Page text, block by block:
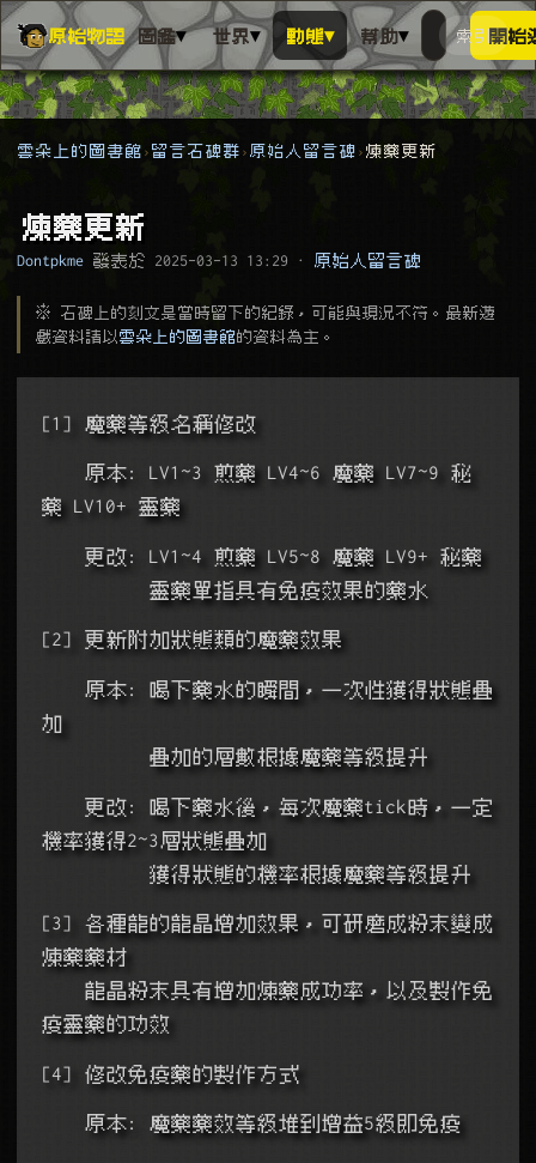
原始物語 圖鑑▾ 世界▾ 動態▾ 幫助▾
搜尋萬物
搜人物、
索引開始
雲朵上的圖書館 留言石碑群 原始人留言碑 煉藥更新
煉藥更新
Dontpkme 發表於 2025-03-13 13:29 · 原始人留言碑
※ 石碑上的刻文是當時留下的紀錄，可能與現況不符。最新遊
戲資料請以 雲朵上的圖書館的資料為主。
[1] 魔藥等級名稱修改
藥 LV10+ 靈藥
    更改: LV1~4 煎藥 LV5~8 魔藥 LV9+ 秘藥
          靈藥單指具有免疫效果的藥水
[2] 更新附加狀態類的魔藥效果
加
          疊加的層數根據魔藥等級提升
機率獲得2~3層狀態疊加
          獲得狀態的機率根據魔藥等級提升
[3] 各種龍的龍晶增加效果，可研磨成粉末變成
煉藥藥材
疫靈藥的功效
[4] 修改免疫藥的製作方式
    原本: 魔藥藥效等級堆到增益5級即免疫